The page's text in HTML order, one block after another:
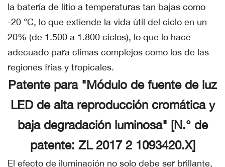
la batería de litio a temperaturas tan bajas como
-20 °C, lo que extiende la vida útil del ciclo en un
20% (de 1.500 a 1.800 ciclos), lo que lo hace
adecuado para climas complejos como los de las
regiones frías y tropicales.
Patente para "Módulo de fuente de luz
LED de alta reproducción cromática y
baja degradación luminosa" [N.° de
patente: ZL 2017 2 1093420.X]
El efecto de iluminación no solo debe ser brillante,